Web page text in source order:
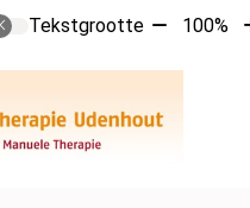
Tekstgrootte Tekst
met
100%